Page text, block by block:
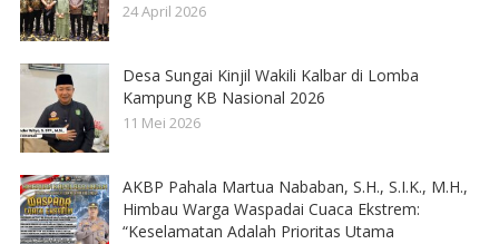
24 April 2026
Desa Sungai Kinjil Wakili Kalbar di Lomba
Kampung KB Nasional 2026
11 Mei 2026
AKBP Pahala Martua Nababan, S.H., S.I.K., M.H.,
Himbau Warga Waspadai Cuaca Ekstrem:
“Keselamatan Adalah Prioritas Utama